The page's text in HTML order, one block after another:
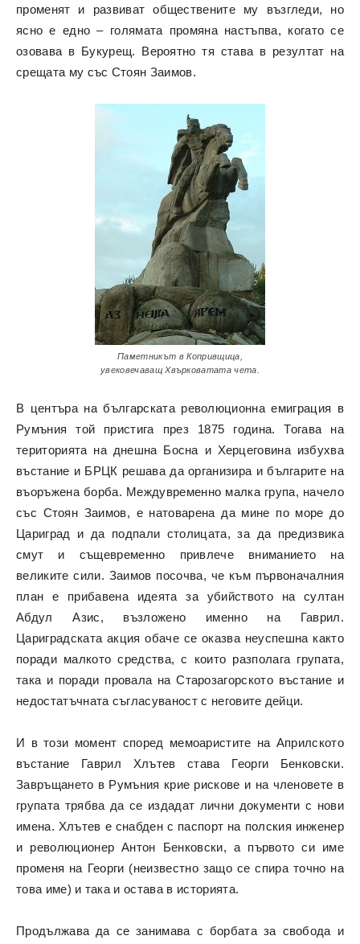
променят и развиват обществените му възгледи, но
ясно е едно – голямата промяна настъпва, когато се
озовава в Букурещ. Вероятно тя става в резултат на
срещата му със Стоян Заимов.
Паметникът в Копривщица,
увековечаващ Хвърковатата чета.
В центъра на българската революционна емиграция в
Румъния той пристига през 1875 година. Тогава на
територията на днешна Босна и Херцеговина избухва
въстание и БРЦК решава да организира и българите на
въоръжена борба. Междувременно малка група, начело
със Стоян Заимов, е натоварена да мине по море до
Цариград и да подпали столицата, за да предизвика
смут и същевременно привлече вниманието на
великите сили. Заимов посочва, че към първоначалния
план е прибавена идеята за убийството на султан
Абдул Азис, възложено именно на Гаврил.
Цариградската акция обаче се оказва неуспешна както
поради малкото средства, с които разполага групата,
така и поради провала на Старозагорското въстание и
недостатъчната съгласуваност с неговите дейци.
И в този момент според мемоаристите на Априлското
въстание Гаврил Хлътев става Георги Бенковски.
Завръщането в Румъния крие рискове и на членовете в
групата трябва да се издадат лични документи с нови
имена. Хлътев е снабден с паспорт на полския инженер
и революционер Антон Бенковски, а първото си име
променя на Георги (неизвестно защо се спира точно на
това име) и така и остава в историята.
Продължава да се занимава с борбата за свобода и